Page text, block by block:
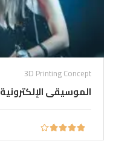
3D Printing Concept
الموسيقى الإلكترونية